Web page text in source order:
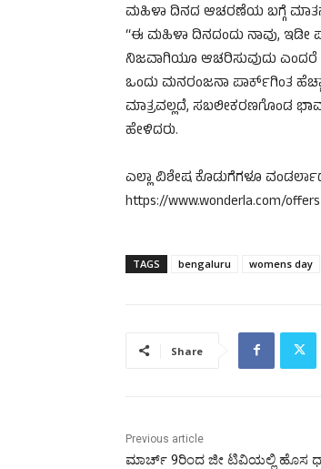
ಮಹಿಳಾ ದಿನದ ಆಚರಣೆಯ ಬಗ್ಗೆ
“ಈ ಮಹಿಳಾ ದಿನದಂದು ನಾವು,
ನಿಜವಾಗಿಯೂ ಆಚರಿಸುವುದು ಎಂದರೆ
ಒಂದು ಮನರಂಜನಾ ಪಾರ್ಕ್‌ಗಿಂತ
ಮಾತ್ರವಲ್ಲದೆ, ಸಬಲೀಕರಣಗೊಂಡ
ಹೇಳಿದರು.
ಎಲ್ಲಾ ವಿಶೇಷ ಕೊಡುಗೆಗಳೂ
https://www.wonderla.com/offers
TAGS bengaluru womens day
Share
Previous article
ಮಾರ್ಚ್ 9ರಿಂದ ಜೀ ಟಿವಿಯಲ್ಲಿ ಹೊಸ